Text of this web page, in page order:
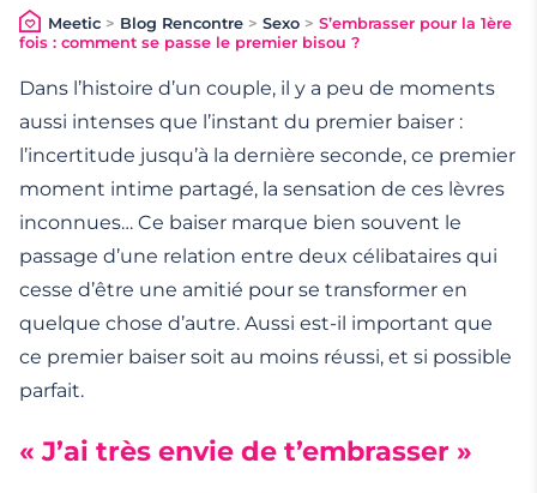
Meetic> Blog Rencontre > Sexo > S’embrasser pour la 1ère
fois : comment se passe le premier bisou ?
Dans l’histoire d’un couple, il y a peu de moments
aussi intenses que l’instant du premier baiser :
l’incertitude jusqu’à la dernière seconde, ce premier
moment intime partagé, la sensation de ces lèvres
inconnues… Ce baiser marque bien souvent le
passage d’une relation entre deux célibataires qui
cesse d’être une amitié pour se transformer en
quelque chose d’autre. Aussi est-il important que
ce premier baiser soit au moins réussi, et si possible
parfait.
« J’ai très envie de t’embrasser »